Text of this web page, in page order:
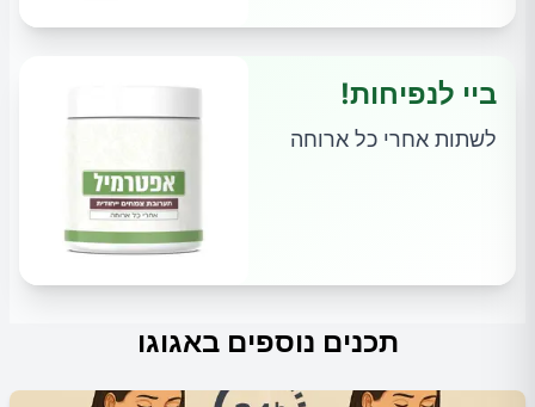
ביי לנפיחות!
לשתות אחרי כל ארוחה
תכנים נוספים באגוגו